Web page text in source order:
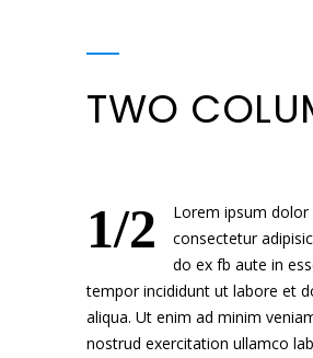
TWO
1/2
Lorem ipsum
consectetur
do ex fb aute in
tempor incididunt ut labore et
aliqua. Ut enim ad minim
nostrud exercitation ullamco